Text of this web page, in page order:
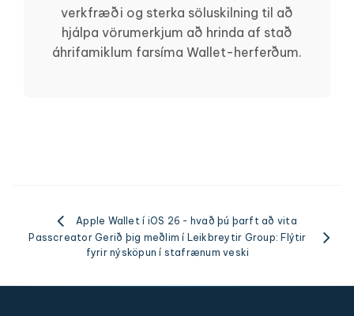
verkfræði og sterka söluskilning til að
hjálpa vörumerkjum að hrinda af stað
áhrifamiklum farsíma Wallet-herferðum.
Apple Wallet í iOS 26 - hvað þú þarft að vita
Passcreator Gerið þig meðlim í Leikbreytir Group: Flýtir
fyrir nýsköpun í stafrænum veski